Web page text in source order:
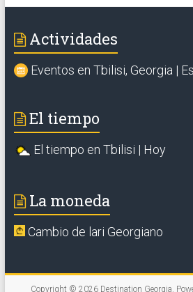
Actividades
Eventos en Tbilisi, Georgia |
El tiempo
El tiempo en Tbilisi | Hoy
La moneda
Cambio de lari Georgiano
Copyright © 2026 Destination Georgia .